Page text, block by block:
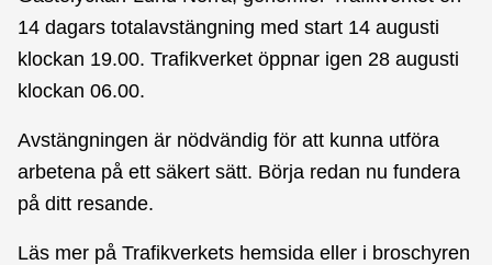
14 dagars totalavstängning med start 14 augusti
klockan 19.00. Trafikverket öppnar igen 28 augusti
klockan 06.00.
Avstängningen är nödvändig för att kunna utföra
arbetena på ett säkert sätt. Börja redan nu fundera
på ditt resande.
Läs mer på Trafikverkets hemsida eller i broschyren